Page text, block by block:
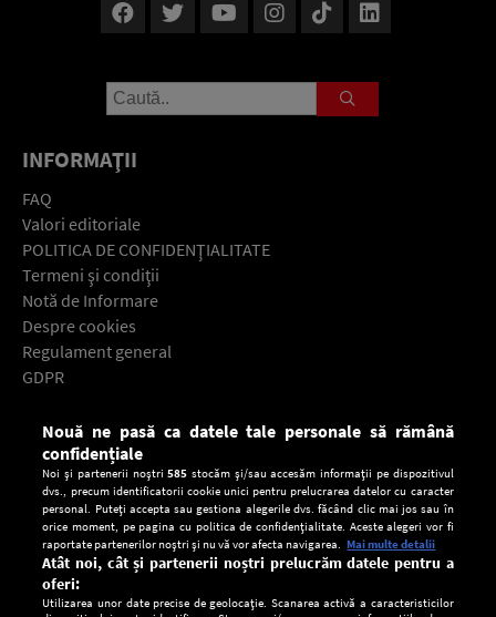
INFORMAŢII
FAQ
Valori editoriale
POLITICA DE CONFIDENŢIALITATE
Termeni şi condiţii
Notă de Informare
Despre cookies
Regulament general
GDPR
Descarcă gratuit aplicaţia Europa FM pentru smartphone:
Nouă ne pasă ca datele tale personale să rămână
confidențiale
Noi și partenerii noștri585 stocăm și/sau accesăm informații pe dispozitivul
dvs., precum identificatorii cookie unici pentru prelucrarea datelor cu caracter
personal. Puteți accepta sau gestiona alegerile dvs. făcând clic mai jos sau în
orice moment, pe pagina cu politica de confidențialitate. Aceste alegeri vor fi
raportate partenerilor noștri și nu vă vor afecta navigarea. Mai multe detalii
Atât noi, cât și partenerii noștri prelucrăm datele pentru a
oferi:
Utilizarea unor date precise de geolocație. Scanarea activă a caracteristicilor